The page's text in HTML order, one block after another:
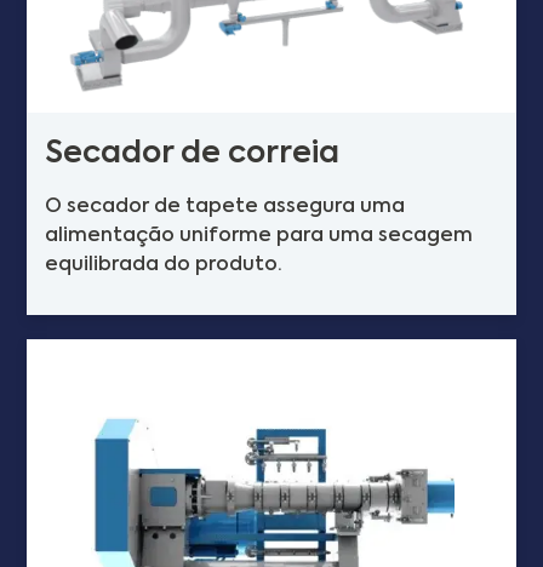
Secador de correia
O secador de tapete assegura uma
alimentação uniforme para uma secagem
equilibrada do produto.